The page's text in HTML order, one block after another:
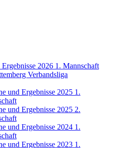
2026 1. Mannschaft
Verbandsliga
und Ergebnisse 2025 1.
und Ergebnisse 2025 2.
und Ergebnisse 2024 1.
und Ergebnisse 2023 1.